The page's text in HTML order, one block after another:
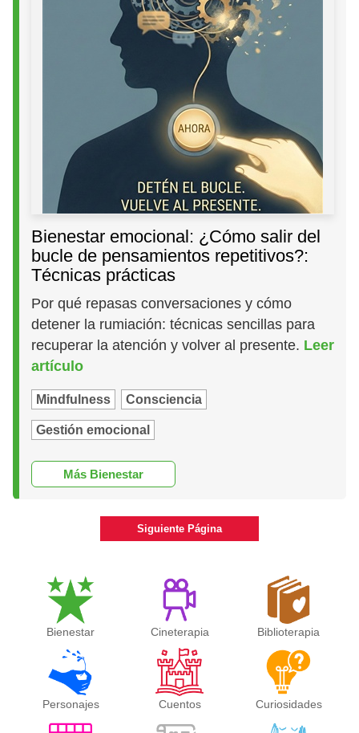
Bienestar emocional: ¿Cómo salir del
bucle de pensamientos repetitivos?:
Técnicas prácticas
Por qué repasas conversaciones y cómo
detener la rumiación: técnicas sencillas para
recuperar la atención y volver al presente. Leer
artículo
Mindfulness Consciencia
Gestión emocional
Más Bienestar
Siguiente Página
Bienestar Cineterapia Biblioterapia
Personajes Cuentos Curiosidades